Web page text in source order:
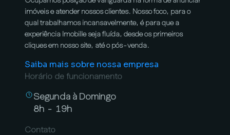
imóveis e atender nossos clientes. Nosso foco, para o
qual trabalhamos incansavelmente, é para que a
experiência Imobille seja fluída, desde os primeiros
cliques em nosso site, até o pós-venda.
Saiba mais sobre nossa empresa
Horário de funcionamento
Segunda à Domingo
8h - 19h
Contato